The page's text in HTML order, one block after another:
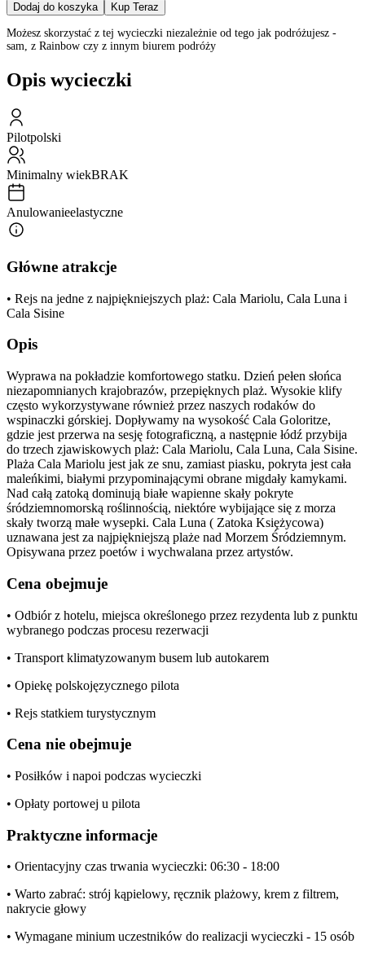
Dodaj do koszyka Kup Teraz
Możesz skorzystać z tej wycieczki niezależnie od tego jak podróżujesz -
sam, z Rainbow czy z innym biurem podróży
Opis wycieczki
Pilotpolski
Minimalny wiekBRAK
Anulowanieelastyczne
Główne atrakcje
• Rejs na jedne z najpiękniejszych plaż: Cala Mariolu, Cala Luna i
Cala Sisine
Opis
Wyprawa na pokładzie komfortowego statku. Dzień pełen słońca
niezapomnianych krajobrazów, przepięknych plaż. Wysokie klify
często wykorzystywane również przez naszych rodaków do
wspinaczki górskiej. Dopływamy na wysokość Cala Goloritze,
gdzie jest przerwa na sesję fotograficzną, a następnie łódź przybija
do trzech zjawiskowych plaż: Cala Mariolu, Cala Luna, Cala Sisine.
Plaża Cala Mariolu jest jak ze snu, zamiast piasku, pokryta jest cała
maleńkimi, białymi przypominającymi obrane migdały kamykami.
Nad całą zatoką dominują białe wapienne skały pokryte
śródziemnomorską roślinnością, niektóre wybijające się z morza
skały tworzą małe wysepki. Cala Luna ( Zatoka Księżycowa)
uznawana jest za najpiękniejszą plaże nad Morzem Śródziemnym.
Opisywana przez poetów i wychwalana przez artystów.
Cena obejmuje
• Odbiór z hotelu, miejsca określonego przez rezydenta lub z punktu
wybranego podczas procesu rezerwacji
• Transport klimatyzowanym busem lub autokarem
• Opiekę polskojęzycznego pilota
• Rejs statkiem turystycznym
Cena nie obejmuje
• Posiłków i napoi podczas wycieczki
• Opłaty portowej u pilota
Praktyczne informacje
• Orientacyjny czas trwania wycieczki: 06:30 - 18:00
• Warto zabrać: strój kąpielowy, ręcznik plażowy, krem z filtrem,
nakrycie głowy
• Wymagane minium uczestników do realizacji wycieczki - 15 osób